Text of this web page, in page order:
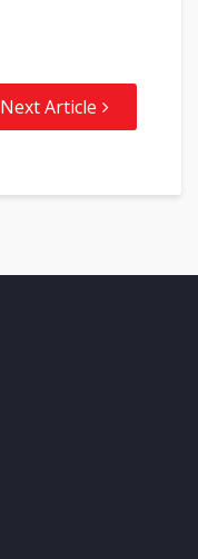
Next Article